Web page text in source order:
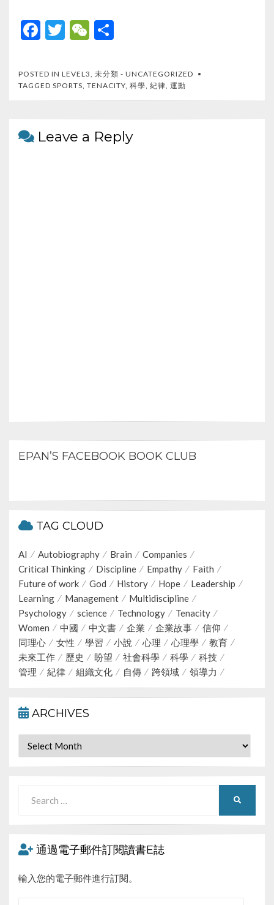
F
e
b
o
k
T
itt
er
W
C
h
at
ar
e
POSTED IN LEVEL3 未分類 - UNCATEGORIZED
TAGGED SPORTS TENACITY 科學 紀律 運動
Leave a Reply
EPAN’S FACEBOOK BOOK CLUB
TAG CLOUD
AI Autobiography Brain
Companies
Critical Thinking
Discipline Empathy
Faith
Future of work
God History Hope
Leadership
Learning
Management
Multidiscipline
Psychology
science Technology
Tenacity
Women
中國 中文書 企業 企業故事
信仰
同理心
女性 學習 小說 心理 心理學
教育
未來工作
歷史 盼望 社會科學 科學
科技
管理
紀律 組織文化 自傳 跨領域 領導力
ARCHIVES
Archives
for:
通過電子郵件訂閱讀書E誌
輸入您的電子郵件進行訂閱。